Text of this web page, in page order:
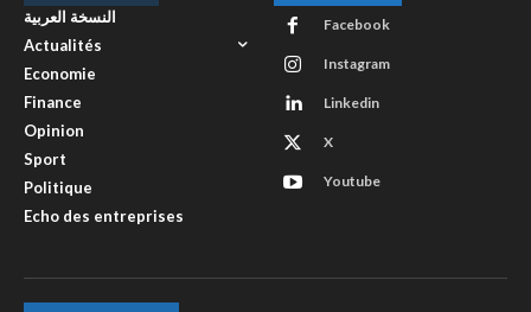
النسخة العربية
Actualités
Economie
Finance
Opinion
Sport
Politique
Echo des entreprises
Facebook
Instagram
Linkedin
X
Youtube